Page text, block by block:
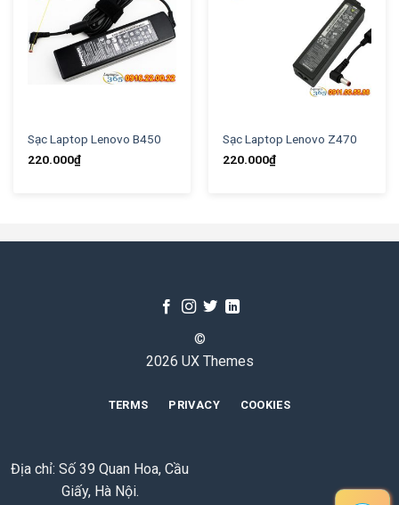
Sạc Laptop Lenovo B450
220.000₫
Sạc Laptop Lenovo Z470
220.000₫
©
2026 UX Themes
TERMS PRIVACY COOKIES
Địa chỉ: Số 39 Quan Hoa, Cầu
Giấy, Hà Nội.